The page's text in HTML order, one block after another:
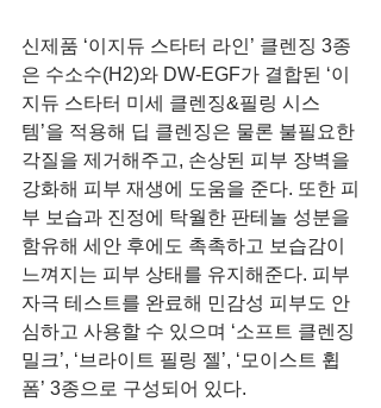
신제품 ‘이지듀 스타터 라인’ 클렌징 3종
은 수소수(H2)와 DW-EGF가 결합된 ‘이
지듀 스타터 미세 클렌징&필링 시스
템’을 적용해 딥 클렌징은 물론 불필요한
각질을 제거해주고, 손상된 피부 장벽을
강화해 피부 재생에 도움을 준다. 또한 피
부 보습과 진정에 탁월한 판테놀 성분을
함유해 세안 후에도 촉촉하고 보습감이
느껴지는 피부 상태를 유지해준다. 피부
자극 테스트를 완료해 민감성 피부도 안
심하고 사용할 수 있으며 ‘소프트 클렌징
밀크’, ‘브라이트 필링 젤’, ‘모이스트 휩
폼’ 3종으로 구성되어 있다.